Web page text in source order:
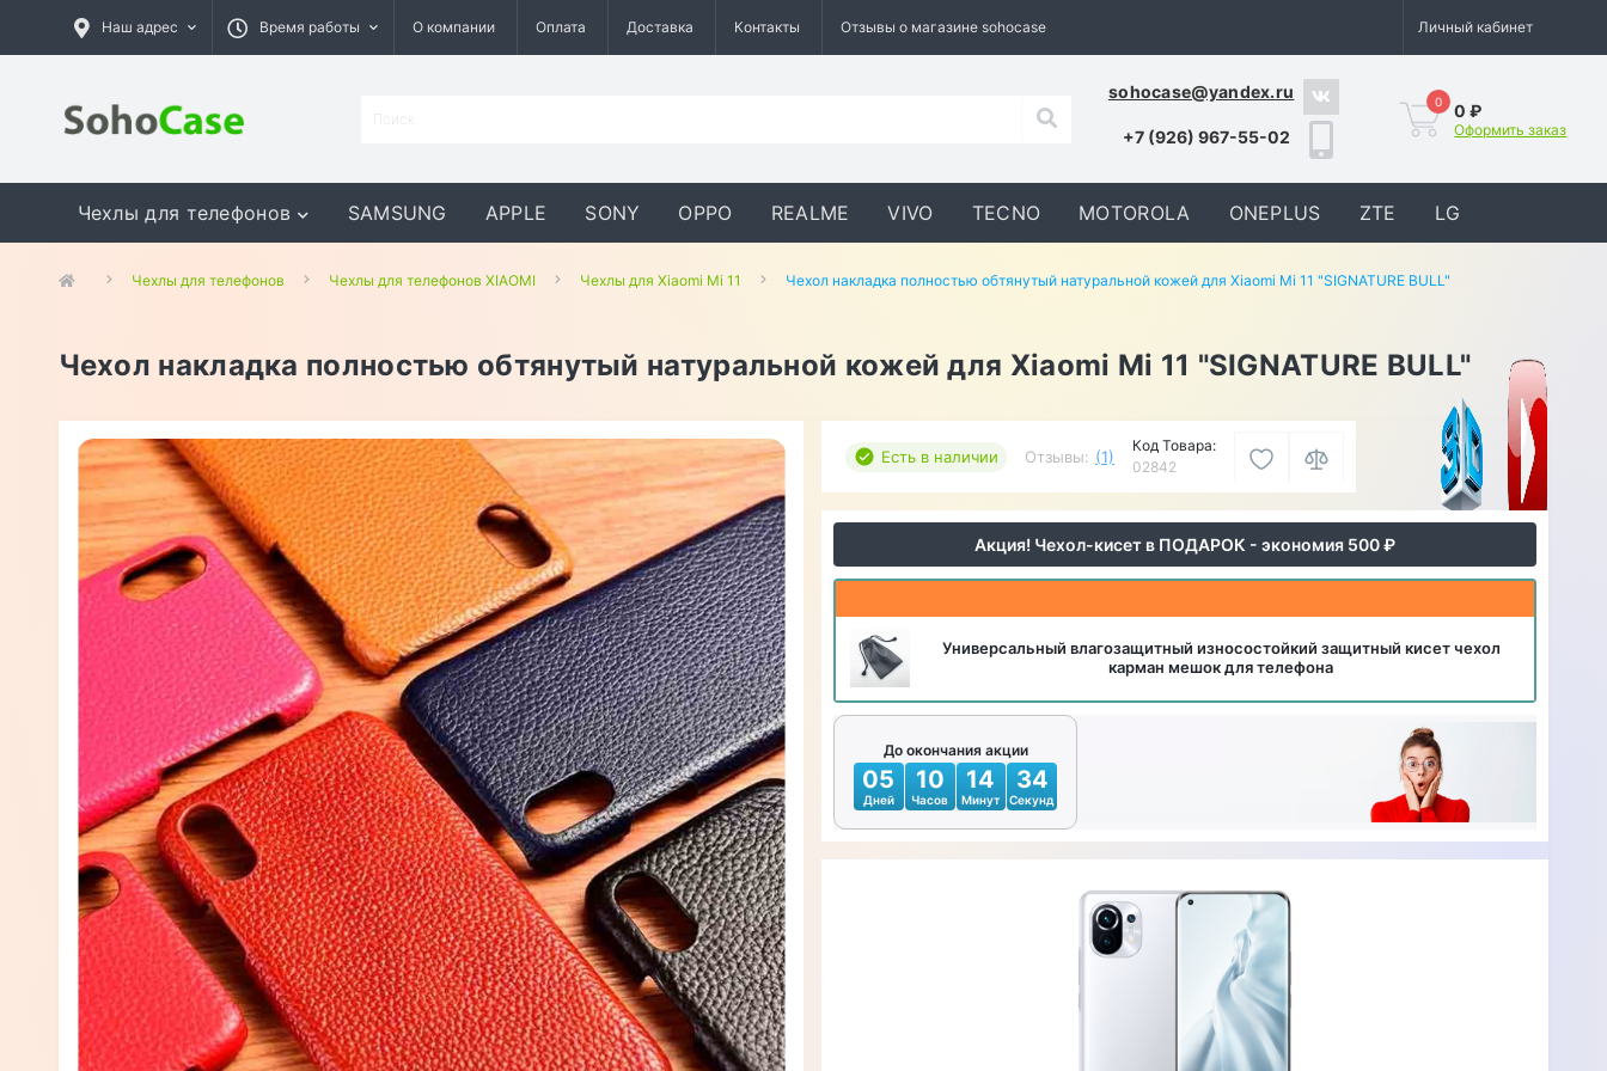
Наш адрес Время работы О компании Оплата Доставка Контакты Отзывы о магазине sohocase Личный кабинет
sohocase@yandex.ru
+7 (926) 967-55-02
0 0 ₽
Оформить заказ
Чехлы для телефонов SAMSUNG APPLE SONY OPPO REALME VIVO TECNO MOTOROLA ONEPLUS ZTE LG
GOOGLE MEIZU ASUS
Чехлы для телефонов Чехлы для телефонов XIAOMI Чехлы для Xiaomi Mi 11 Чехол накладка полностью обтянутый натуральной кожей для Xiaomi Mi 11 "SIGNATURE BULL"
Чехол накладка полностью обтянутый натуральной кожей для Xiaomi Mi 11 "SIGNATURE BULL"
Есть в наличии Отзывы: (1)
Код Товара:
02842
Акция! Чехол-кисет в ПОДАРОК - экономия 500 ₽
Универсальный влагозащитный износостойкий защитный кисет чехол
карман мешок для телефона
До окончания акции
05
Дней
10
Часов
14
Минут
32
Секунд